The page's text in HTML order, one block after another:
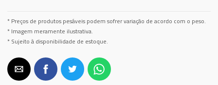
* Preços de produtos pesáveis podem sofrer variação de acordo com o peso.
* Imagem meramente ilustrativa.
* Sujeito à disponibilidade de estoque.